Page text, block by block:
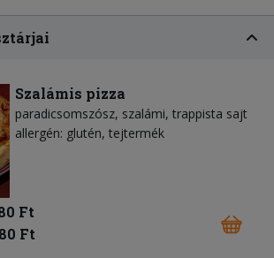
Szalámis pizza
paradicsomszósz szalámi trappista sajt
allergén: glutén, tejtermék
Ft
Ft